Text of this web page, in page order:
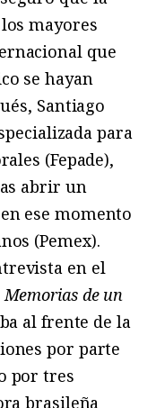
mayores
que
se hayan
Santiago
para
(Fepade),
abrir un
ese momento
(Pemex).
en el
Memorias de un
al frente de la
por parte
por tres
brasileña